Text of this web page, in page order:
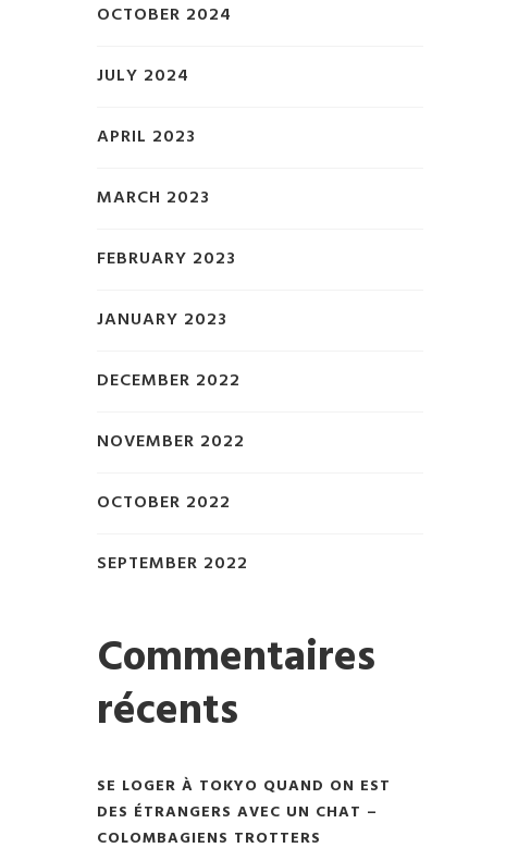
OCTOBER 2024
JULY 2024
APRIL 2023
MARCH 2023
FEBRUARY 2023
JANUARY 2023
DECEMBER 2022
NOVEMBER 2022
OCTOBER 2022
SEPTEMBER 2022
Commentaires
récents
SE LOGER À TOKYO QUAND ON EST
DES ÉTRANGERS AVEC UN CHAT –
COLOMBAGIENS TROTTERS